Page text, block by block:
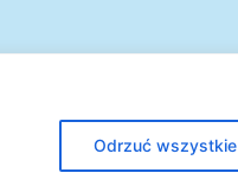
Odrzuć wszystkie